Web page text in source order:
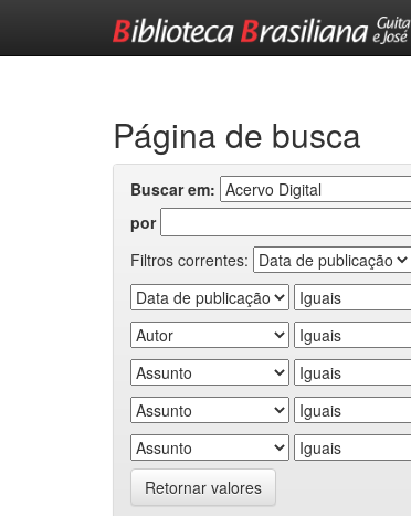
Página de busca
Buscar em:
por
Filtros correntes:
Retornar valores